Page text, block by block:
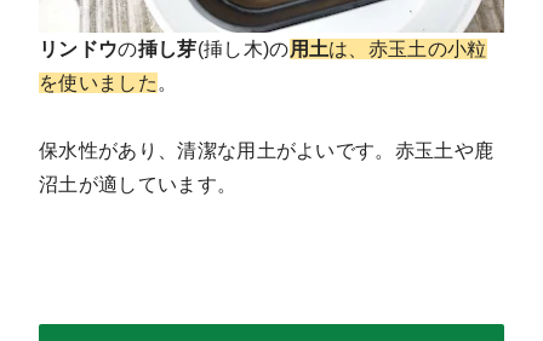
リンドウの挿し芽(挿し木)の用土は、赤玉土の小粒
を使いました 。
保水性があり、清潔な用土がよいです。赤玉土や鹿
沼土が適しています。